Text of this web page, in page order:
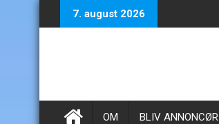
to
7. august 2026
OM BLIV ANNONCØR